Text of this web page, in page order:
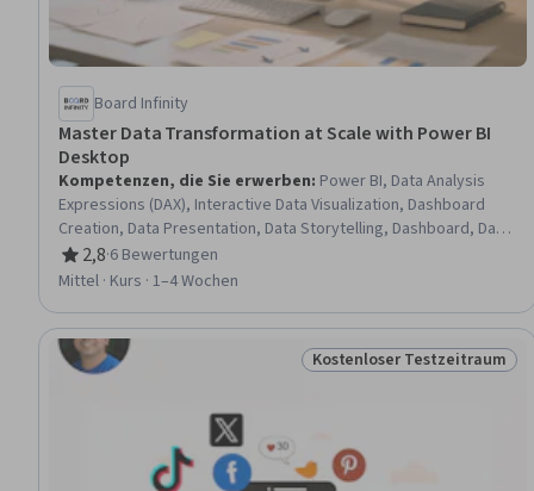
Board Infinity
Master Data Transformation at Scale with Power BI
Desktop
Kompetenzen, die Sie erwerben: Power BI, Data Analysis
Expressions (DAX), Interactive Data Visualization, Dashboard
Creation, Data Presentation, Data Storytelling, Dashboard, Data
Visualization Software, Data Security, Data Integration, Data
Transformation, Data Integrity, Data Import/Export, Data
Installation
2,8
Bewertung, 2,8 von 5 Sternen
·6 Bewertungen
Mittel · Kurs · 1–4 Wochen
Status: Kostenloser
Kostenloser Testzeitraum